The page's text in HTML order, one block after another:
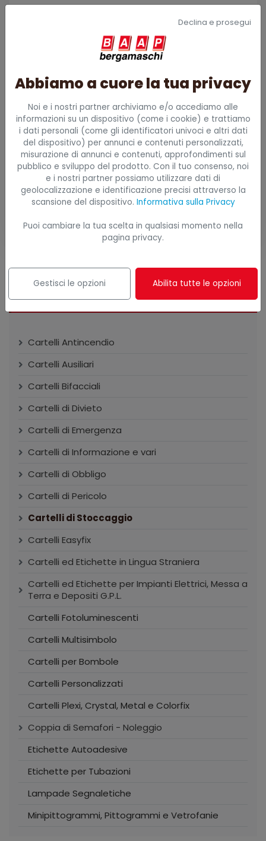
CATEGORIE
Cartelli Antincendio
Cartelli Ausiliari
Cartelli Bifacciali
Cartelli di Divieto
Cartelli di Emergenza
Cartelli di Informazione e vari
Cartelli di Obbligo
Cartelli di Pericolo
Cartelli di Stoccaggio
Cartelli Easyfix
Cartelli ed Etichette in Lingua Straniera
Cartelli ed Etichette per Impianti Elettrici, Messa a
Terra e Depositi G.P.L.
Cartelli Fotoluminescenti
Cartelli Multisimbolo
Cartelli per Bombole
Cartelli Personalizzati
Cartelli Plexi, Crystal, Metal e Colorfix
Coppia di Semafori - Noleggio
Etichette Autoadesive
Etichette per Tubazioni
Lampade Segnaletiche
Minipittogrammi, Pittogrammi e Vetrofanie
Telefono
Ho letto e accetto all'informativa (privacy
policy )
Invia richiesta
Declina e prosegui
Abbiamo a cuore la tua privacy
Noi e i nostri partner archiviamo e/o accediamo alle
informazioni su un dispositivo (come i cookie) e trattiamo
i dati personali (come gli identificatori univoci e altri dati
del dispositivo) per annunci e contenuti personalizzati,
misurazione di annunci e contenuti, approfondimenti sul
pubblico e sviluppo del prodotto. Con il tuo consenso, noi
e i nostri partner possiamo utilizzare dati di
geolocalizzazione e identificazione precisi attraverso la
scansione del dispositivo. Informativa sulla Privacy
Puoi cambiare la tua scelta in qualsiasi momento nella
pagina privacy.
Gestisci le opzioni Abilita tutte le opzioni